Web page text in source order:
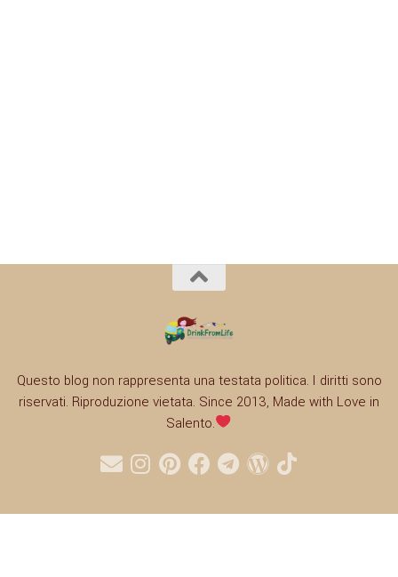
Questo blog non rappresenta una testata politica. I diritti sono
riservati. Riproduzione vietata. Since 2013, Made with Love in
Salento.